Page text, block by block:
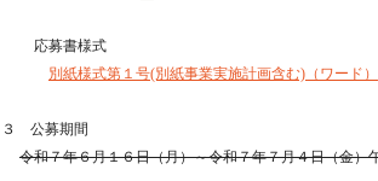
応募書様式
別紙様式第１号(別紙事業実施計画含む)（ワード）
３ 公募期間
令和７年６月１６日（月）～令和７年７月４日（金）